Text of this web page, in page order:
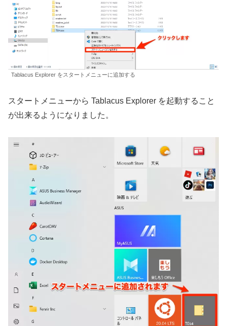
Tablacus Explorer をスタートメニューに追加する
スタートメニューから Tablacus Explorer を起動すること
が出来るようになりました。